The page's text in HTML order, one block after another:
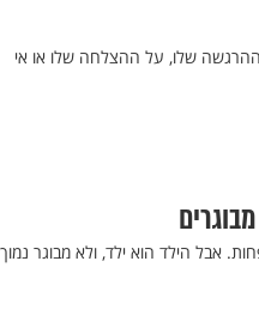
ההרגשה שלו, על ההצלחה שלו או אי
אבל הילד הוא ילד, ולא מבוגר